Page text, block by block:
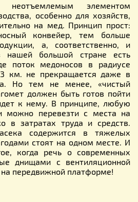
неотъемлемым элементом
особенно для хозяйств,
на мед. Принцип прост:
конвейер, тем больше
а, соответственно, и
нашей большой стране есть
поток медоносов в радиусе
км. не прекращается даже в
Но тем не менее, «чистый
должен быть готов пойти
к нему. В принципе, любую
можно перевезти с места на
в затратах труда и средств.
содержится в тяжелых
стоят на одном месте. И
когда речь о современных
днищами с вентиляционной
передвижной платформе!